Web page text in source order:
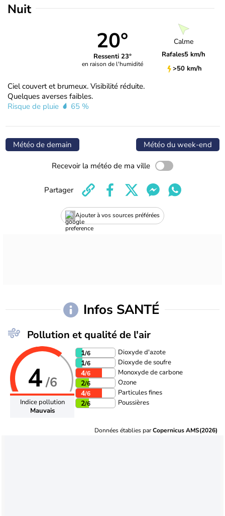
Nuit
20°
Ressenti 23°
en raison de l'humidité
Calme
Rafales5 km/h
>50 km/h
Ciel couvert et brumeux. Visibilité réduite.
Quelques averses faibles.
Risque de pluie
65 %
Météo de demain Météo du week-end
Recevoir la météo de ma ville
Ajouter à vos sources préférées
Partager
Infos SANTÉ
Pollution et qualité de l'air
4/6
Indice pollution
Mauvais
1/6 Dioxyde d'azote
1/6 Dioxyde de soufre
4/6 Monoxyde de carbone
2/6 Ozone
4/6 Particules fines
2/6 Poussières
Données établies parCopernicus AMS(2026)